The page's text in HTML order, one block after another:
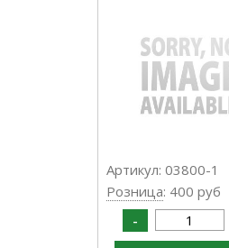
Артикул: 03800-1
Розница: 400 руб